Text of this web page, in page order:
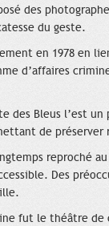
des
du geste.
en 1978 en
d’affaires
Bleus l’est
de préserver
reproché
Des
fut le théâtre de